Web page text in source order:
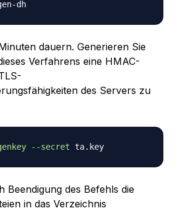
dauern. Generieren Sie
Verfahrens eine HMAC-
des Servers zu
--secret
Beendigung des Befehls die
in das Verzeichnis